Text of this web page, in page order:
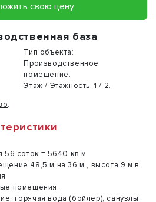
свою цену
база
Тип объекта:
Производственное
помещение.
Этаж / Этажность: 1 / 2.
.
56 соток = 5640 кв м
48,5 м на 36 м , высота 9 м в
помещения.
горячая вода (бойлер), санузлы,